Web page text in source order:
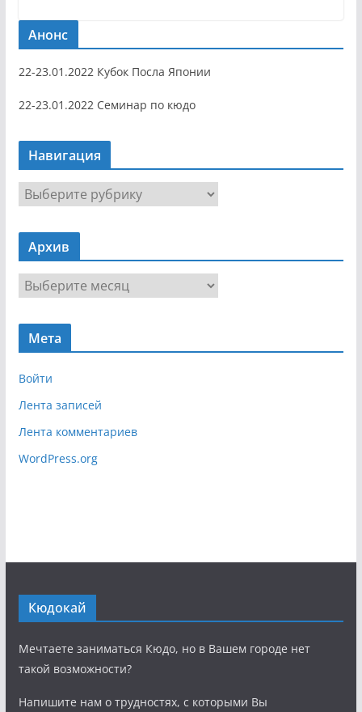
Анонс
22-23.01.2022 Кубок Посла Японии
22-23.01.2022 Семинар по кюдо
Навигация
Н
а
в
г
я
Архив
р
х
Мета
Войти
Лента записей
Лента комментариев
WordPress.org
Кюдокай
Мечтаете заниматься Кюдо, но в Вашем городе нет
такой возможности?
Напишите нам о трудностях, с которыми Вы